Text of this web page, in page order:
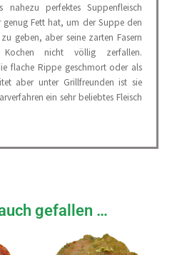
nahezu perfektes Suppenfleisch
Fett hat, um der Suppe den
geben, aber seine zarten Fasern
nicht völlig zerfallen.
flache Rippe geschmort oder als
aber unter Grillfreunden ist sie
ein sehr beliebtes Fleisch
gefallen …